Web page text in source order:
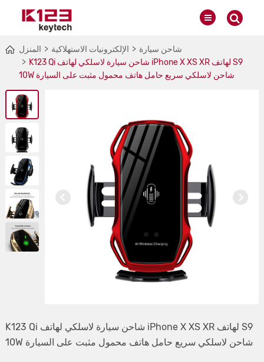
المنزل الإلكترونيات الاستهلاكية
شاحن سيارة
K123 Qi شاحن سيارة لاسلكي لهاتف iPhone X XS XR لهاتف S9
10W شاحن لاسلكي سريع حامل هاتف محمول مثبت على السيارة
K123 Qi شاحن سيارة لاسلكي لهاتف iPhone X XS XR لهاتف S9
10W شاحن لاسلكي سريع حامل هاتف محمول مثبت على السيارة